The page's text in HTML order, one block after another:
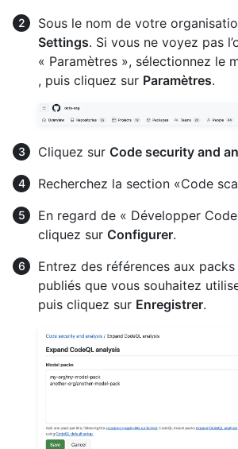
Sous le nom de votre
Settings. Si vous ne voyez pas
« Paramètres », sélectionnez le
, puis cliquez sur Paramètres.
Cliquez sur Code security and
Recherchez la section «Code
En regard de « Développer
cliquez sur Configurer.
Entrez des références aux
publiés que vous souhaitez
puis cliquez sur Enregistrer.